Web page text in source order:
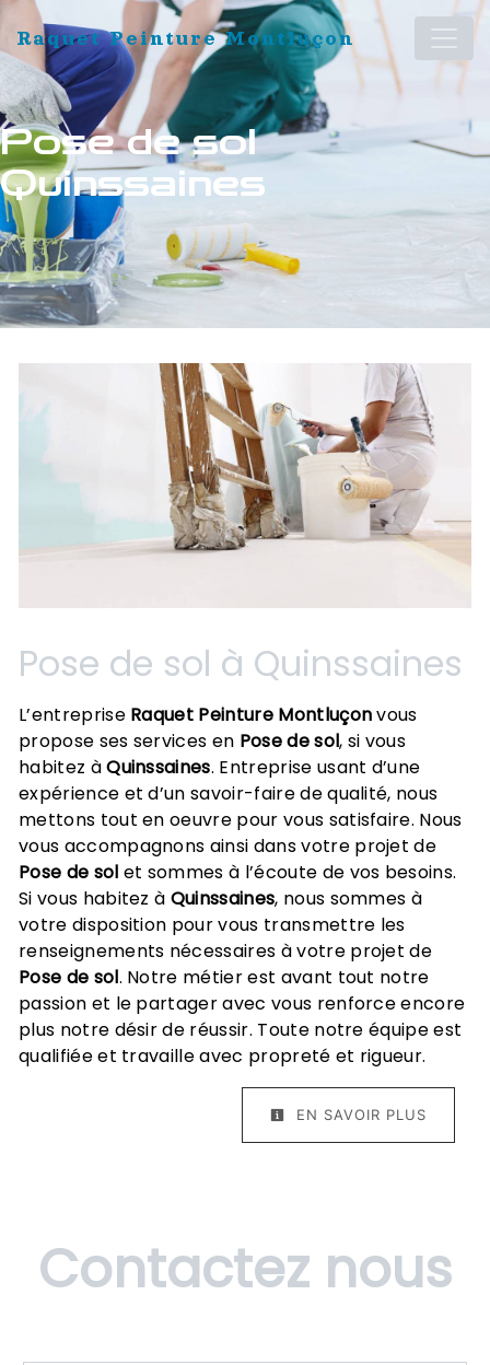
Panneau de gestion des cookies
Raquet Peinture Montluçon
Pose de sol
Quinssaines
Pose de sol à Quinssaines
L’entreprise Raquet Peinture Montluçonvous
propose ses services en Pose de sol, si vous
habitez àQuinssaines. Entreprise usant d’une
expérience et d’un savoir-faire de qualité, nous
mettons tout en oeuvre pour vous satisfaire. Nous
vous accompagnons ainsi dans votre projet de
Pose de sol et sommes à l’écoute de vos besoins.
Si vous habitez à Quinssaines, nous sommes à
votre disposition pour vous transmettre les
renseignements nécessaires à votre projet de
Pose de sol. Notre métier est avant tout notre
passion et le partager avec vous renforce encore
plus notre désir de réussir. Toute notre équipe est
qualifiée et travaille avec propreté et rigueur.
EN SAVOIR PLUS
Contactez nous